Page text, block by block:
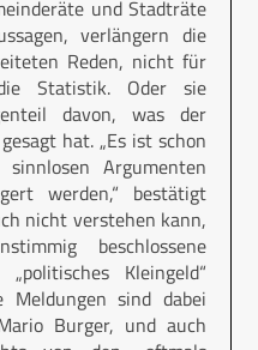
und Stadträte
verlängern die
Reden, nicht für
Statistik. Oder sie
davon, was der
hat. „Es ist schon
Argumenten
werden,“ bestätigt
nicht verstehen kann,
beschlossene
Kleingeld“
Meldungen sind dabei
Burger, und auch